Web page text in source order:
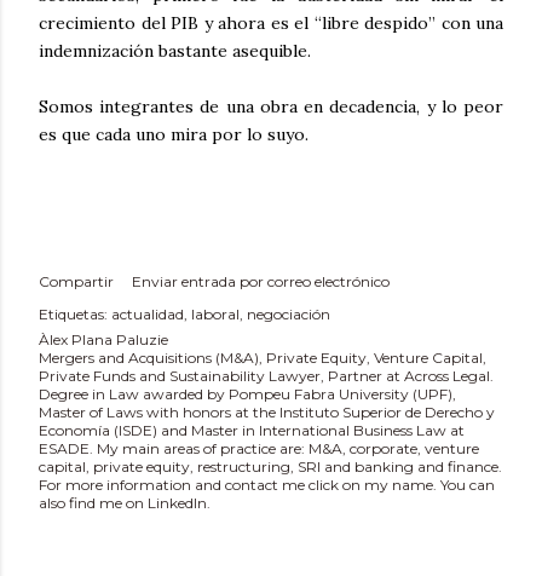
crecimiento del PIB y ahora es el “libre despido” con una
indemnización bastante asequible.
Somos integrantes de una obra en decadencia, y lo peor
es que cada uno mira por lo suyo.
Compartir
Enviar entrada por correo electrónico
Etiquetas: actualidad laboral negociación
Àlex Plana Paluzie
Mergers and Acquisitions (M&A), Private Equity, Venture Capital,
Private Funds and Sustainability Lawyer, Partner at Across Legal.
Degree in Law awarded by Pompeu Fabra University (UPF),
Master of Laws with honors at the Instituto Superior de Derecho y
Economía (ISDE) and Master in International Business Law at
ESADE. My main areas of practice are: M&A, corporate, venture
capital, private equity, restructuring, SRI and banking and finance.
For more information and contact me click on my name. You can
also find me on LinkedIn.